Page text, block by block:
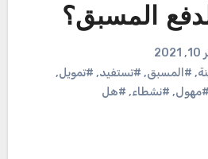
المسبق؟
, #المسبق, #تستفيد, #تمويل,
#مهول, #نشطاء, #هل